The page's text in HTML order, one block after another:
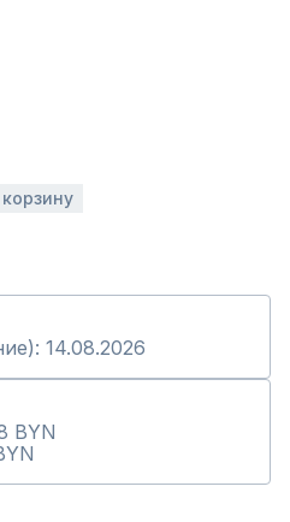
14.08.2026
BYN